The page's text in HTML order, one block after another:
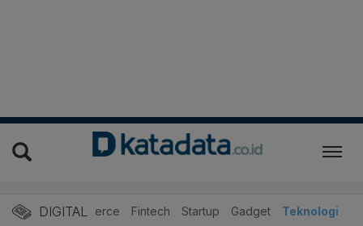
DIGITAL
E-Commerce Fintech Startup Gadget Teknologi